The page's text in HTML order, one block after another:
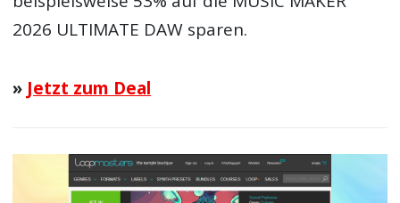
2026 ULTIMATE DAW sparen.
» Jetzt zum Deal